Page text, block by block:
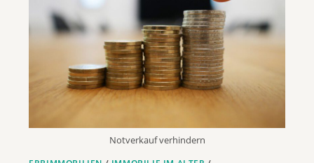
Notverkauf verhindern